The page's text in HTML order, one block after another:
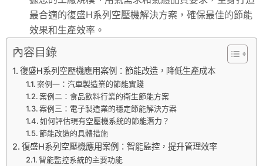
最合適的復盛H系列空壓機解決方案，確保最佳的節能
效果和生產效率。
內容目錄
復盛H系列空壓機應用案例：節能改造，降低生產成本
案例一：汽車製造業的節能實踐
案例二：食品飲料行業的衛生節能方案
案例三：電子製造業的穩定節能解決方案
如何評估現有空壓機系統的節能潛力？
節能改造的具體措施
復盛H系列空壓機應用案例：智能監控，提升管理效率
智能監控系統的主要功能